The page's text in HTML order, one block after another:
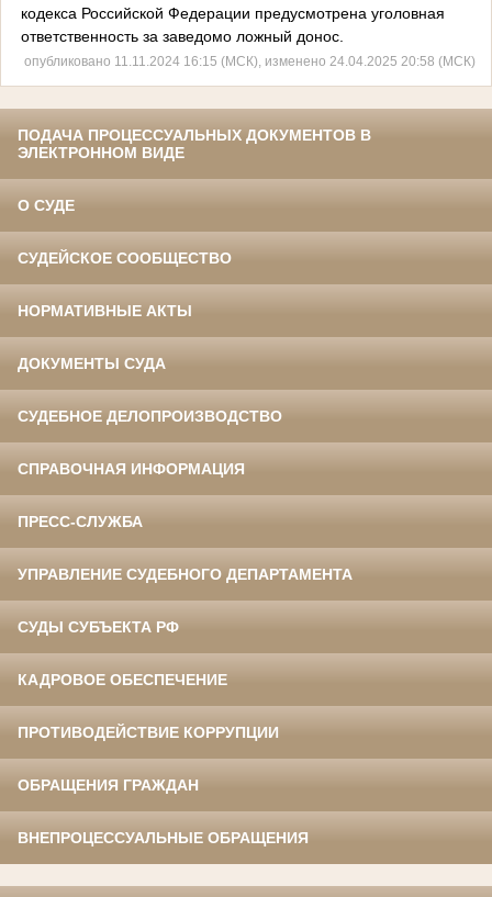
кодекса Российской Федерации предусмотрена уголовная
ответственность за заведомо ложный донос.
опубликовано 11.11.2024 16:15 (МСК), изменено 24.04.2025 20:58 (МСК)
ПОДАЧА ПРОЦЕССУАЛЬНЫХ ДОКУМЕНТОВ В
ЭЛЕКТРОННОМ ВИДЕ
О СУДЕ
СУДЕЙСКОЕ СООБЩЕСТВО
НОРМАТИВНЫЕ АКТЫ
ДОКУМЕНТЫ СУДА
СУДЕБНОЕ ДЕЛОПРОИЗВОДСТВО
СПРАВОЧНАЯ ИНФОРМАЦИЯ
ПРЕСС-СЛУЖБА
УПРАВЛЕНИЕ СУДЕБНОГО ДЕПАРТАМЕНТА
СУДЫ СУБЪЕКТА РФ
КАДРОВОЕ ОБЕСПЕЧЕНИЕ
ПРОТИВОДЕЙСТВИЕ КОРРУПЦИИ
ОБРАЩЕНИЯ ГРАЖДАН
ВНЕПРОЦЕССУАЛЬНЫЕ ОБРАЩЕНИЯ